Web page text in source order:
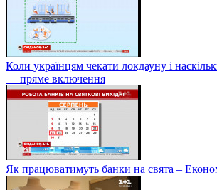
Коли українцям чекати локдауну і
— пряме включення
Як працюватимуть банки на свята –